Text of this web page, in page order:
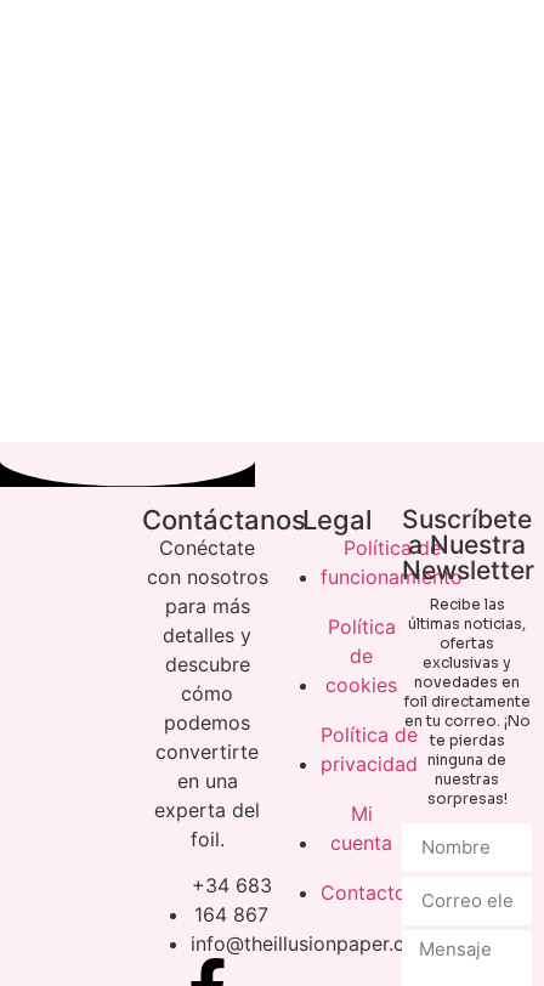
Contáctanos
Conéctate
con nosotros
para más
detalles y
descubre
cómo
podemos
convertirte
en una
experta del
foil.
+34 683
164 867
info@theillusionpaper.com
Legal
Política de
funcionamiento
Política
de
cookies
Política de
privacidad
Mi
cuenta
Contacto
Suscríbete
a Nuestra
Newsletter
Recibe las
últimas noticias,
ofertas
exclusivas y
novedades en
foil directamente
en tu correo. ¡No
te pierdas
ninguna de
nuestras
sorpresas!